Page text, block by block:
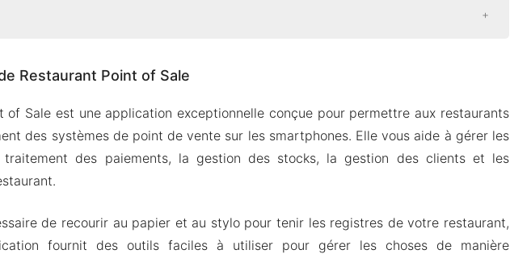
de commande facile
un rapport détaillé des ventes
des stocks
APK de Restaurant Point of Sale
Restaurant Point of Sale Apk & MOD pour Android 2024
Restaurant Point of Sale
of Sale est une application exceptionnelle conçue pour permettre aux restaurants
des systèmes de point de vente sur les smartphones. Elle vous aide à gérer les
traitement des paiements, la gestion des stocks, la gestion des clients et les
de recourir au papier et au stylo pour tenir les registres de votre restaurant,
fournit des outils faciles à utiliser pour gérer les choses de manière